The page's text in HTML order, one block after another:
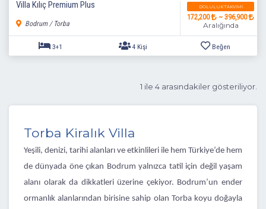
Villa Kılıç Premium Plus
Bodrum / Torba
DOLULUK TAKVIMI
172,200 ~ 396,900
Aralığında
3+1 4 Kişi Beğen
1 ile 4 arasındakiler gösteriliyor.
Torba Kiralık Villa
Yeşili, denizi, tarihi alanları ve etkinlileri ile hem Türkiye’de hem
de dünyada öne çıkan Bodrum yalnızca tatil için değil yaşam
alanı olarak da dikkatleri üzerine çekiyor. Bodrum’un ender
ormanlık alanlarından birisine sahip olan Torba koyu doğayla